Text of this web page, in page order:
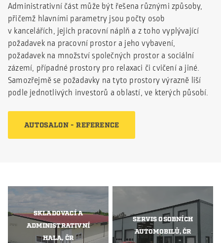
Administrativní část může být řešena různými způsoby,
přičemž hlavními parametry jsou počty osob
v kancelářích, jejich pracovní náplň a z toho vyplývající
požadavek na pracovní prostor a jeho vybavení,
požadavek na množství společných prostor a sociální
zázemí, případné prostory pro relaxaci či cvičení a jiné.
Samozřejmě se požadavky na tyto prostory výrazně liší
podle jednotlivých investorů a oblastí, ve kterých působí.
AUTOSALON - REFERENCE
SKLADOVACÍ A
ADMINISTRATIVNÍ
HALA, ČR
SERVIS OSOBNÍCH
AUTOMOBILŮ, ČR